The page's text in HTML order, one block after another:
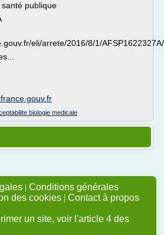
publique
eli/arrete/2016/8/1/
biologie medicale
| Conditions générales
des cookies | Contact à propos
un site, voir l'article 4 des